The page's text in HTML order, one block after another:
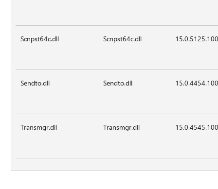
Scnpst64c.dll Scnpst64c.dll
Sendto.dll Sendto.dll
Transmgr.dll Transmgr.dll